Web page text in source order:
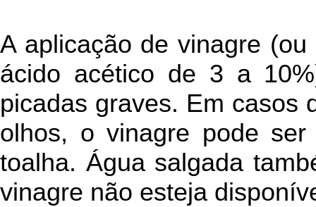
A aplicação de vinagre
ácido acético de 3 a
picadas graves. Em casos
olhos, o vinagre pode
toalha. Água salgada
vinagre não esteja